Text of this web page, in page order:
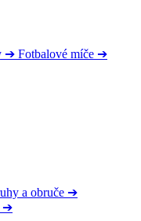
➔ Fotbalové míče ➔
a obruče ➔
➔